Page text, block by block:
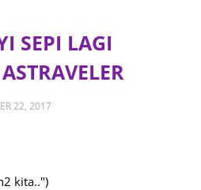
SEPI LAGI
22, 2017
kita..")